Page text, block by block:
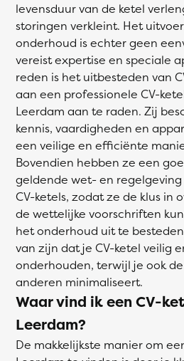
levensduur van de ketel
storingen verkleint. Het
onderhoud is echter geen
vereist expertise en speciale
reden is het uitbesteden van
aan een professionele CV-
Leerdam aan te raden. Zij
kennis, vaardigheden en
een veilige en efficiënte
Bovendien hebben ze een
geldende wet- en
CV-ketels, zodat ze de klus in
de wettelijke voorschriften
het onderhoud uit te
van zijn dat je CV-ketel veilig
onderhouden, terwijl je ook
anderen minimaliseert.
Waar vind ik een CV-
Leerdam?
De makkelijkste manier om